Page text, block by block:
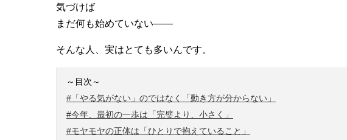
気づけば
まだ何も始めていない——
そんな人、実はとても多いんです。
～目次～
#「やる気がない」のではなく「動き方が分からない」
#今年、最初の一歩は「完璧より、小さく」
#モヤモヤの正体は「ひとりで抱えていること」